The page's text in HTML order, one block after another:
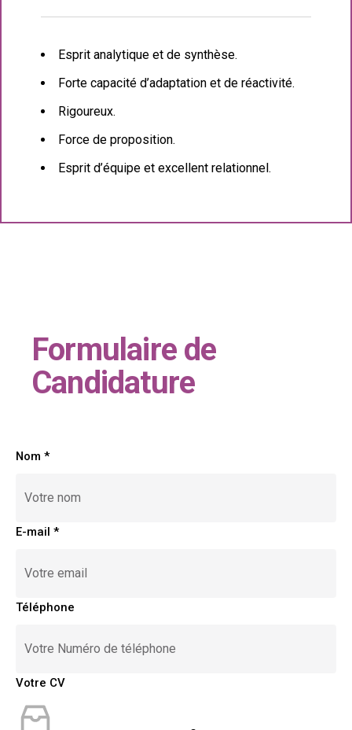
Esprit analytique et de synthèse.
Forte capacité d’adaptation et de réactivité.
Rigoureux.
Force de proposition.
Esprit d’équipe et excellent relationnel.
Formulaire de
Candidature
Nom *
E-mail *
Téléphone
Votre CV